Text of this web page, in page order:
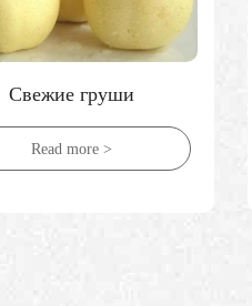
Свежие груши
Read more >